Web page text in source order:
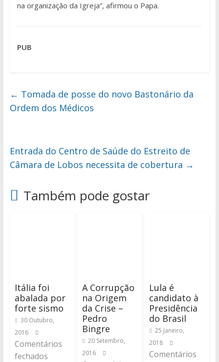
na organização da Igreja”, afirmou o Papa.
PUB
← Tomada de posse do novo Bastonário da
Ordem dos Médicos
Entrada do Centro de Saúde do Estreito de
Câmara de Lobos necessita de cobertura →
Também pode gostar
Itália foi
abalada por
forte sismo
30 Outubro,
2016
Comentários
fechados
A Corrupção
na Origem
da Crise –
Pedro
Bingre
20 Setembro,
2016
Lula é
candidato à
Presidência
do Brasil
25 Janeiro,
2018
Comentários